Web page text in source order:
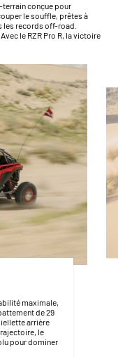
terrain conçue pour
le souffle, prêtes à
les records off-road.
le RZR Pro R, la victoire
maximale,
de 29
arrière
le
pour dominer